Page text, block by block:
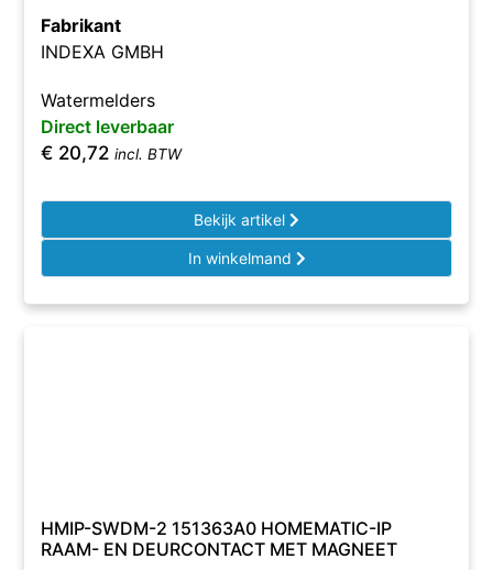
Fabrikant
INDEXA GMBH
Watermelders
Direct leverbaar
€ 20,72 incl. BTW
Bekijk artikel
In winkelmand
HMIP-SWDM-2 151363A0 HOMEMATIC-IP
RAAM- EN DEURCONTACT MET MAGNEET